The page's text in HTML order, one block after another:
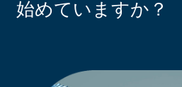
始めていますか？